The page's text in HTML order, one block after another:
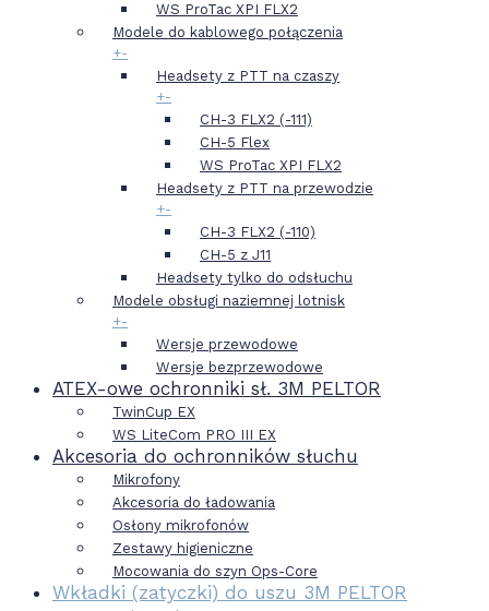
WS ProTac XPI FLX2
Modele do kablowego połączenia
+-
Headsety z PTT na czaszy
+-
CH-3 FLX2 (-111)
CH-5 Flex
WS ProTac XPI FLX2
Headsety z PTT na przewodzie
+-
CH-3 FLX2 (-110)
CH-5 z J11
Headsety tylko do odsłuchu
Modele obsługi naziemnej lotnisk
+-
Wersje przewodowe
Wersje bezprzewodowe
ATEX-owe ochronniki sł. 3M PELTOR
TwinCup EX
WS LiteCom PRO III EX
Akcesoria do ochronników słuchu
Mikrofony
Akcesoria do ładowania
Osłony mikrofonów
Zestawy higieniczne
Mocowania do szyn Ops-Core
Wkładki (zatyczki) do uszu 3M PELTOR